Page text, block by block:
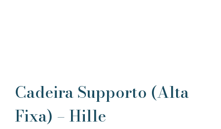
Cadeira Supporto (Alta
Fixa) – Hille